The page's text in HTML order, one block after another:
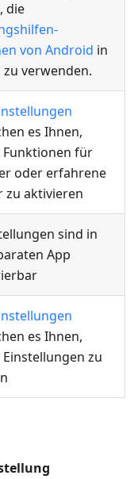
die
von Android in
zu verwenden.
es Ihnen,
Funktionen für
oder erfahrene
zu aktivieren
sind in
App
es Ihnen,
zu